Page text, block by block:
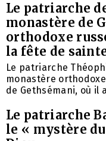
Le patriarche
monastère de
orthodoxe
la fête de
Le patriarche
monastère
de Gethsémani, où il
Le patriarche
le « mystère